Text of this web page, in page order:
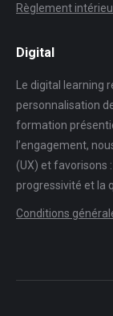
Règlement
Digital
Le digital learning
personnalisation
formation
l’engagement,
(UX) et favorisons
progressivité et la
Conditions